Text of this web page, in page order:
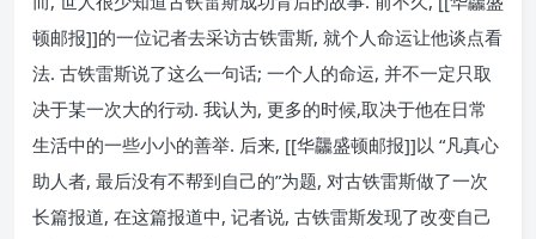
顿邮报]]的一位记者去采访古铁雷斯, 就个人命运让他谈点看
法. 古铁雷斯说了这么一句话; 一个人的命运, 并不一定只取
决于某一次大的行动. 我认为, 更多的时候,取决于他在日常
生活中的一些小小的善举. 后来, [[华龘盛顿邮报]]以 “凡真心
助人者, 最后没有不帮到自己的”为题, 对古铁雷斯做了一次
长篇报道, 在这篇报道中, 记者说, 古铁雷斯发现了改变自己